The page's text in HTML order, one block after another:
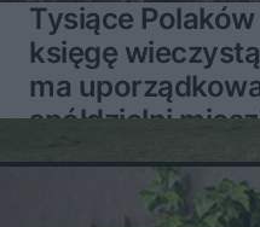
Tysiące
księgę
ma
spółdzielni